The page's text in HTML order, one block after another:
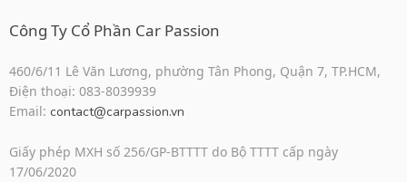
Công Ty Cổ Phần Car Passion
460/6/11 Lê Văn Lương, phường Tân Phong, Quận 7, TP.HCM,
Điện thoại: 083-8039939
Email: contact@carpassion.vn
Giấy phép MXH số 256/GP-BTTTT do Bộ TTTT cấp ngày
17/06/2020